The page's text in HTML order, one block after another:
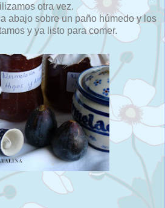
otra vez.
abajo sobre un paño húmedo y los
y ya listo para comer.